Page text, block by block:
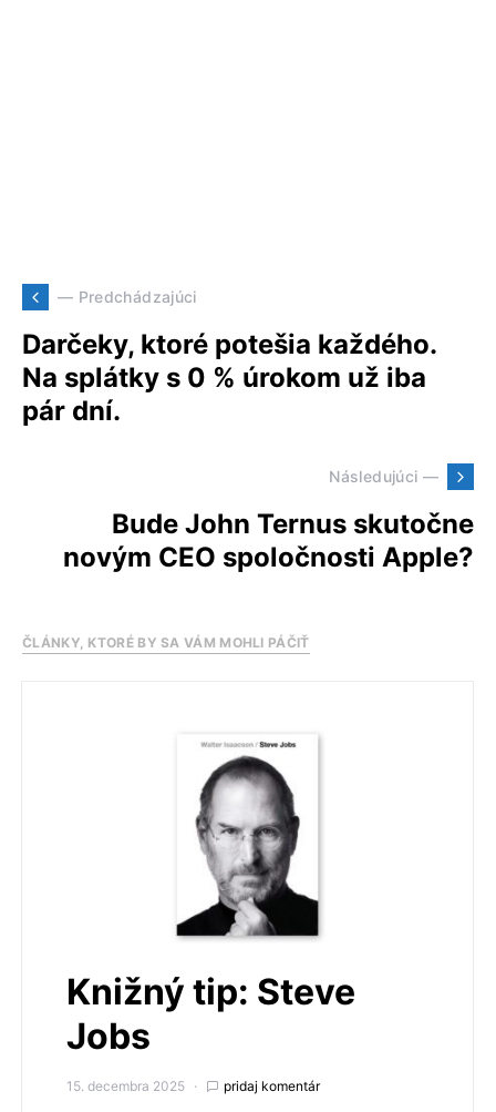
— Predchádzajúci
Darčeky, ktoré potešia každého.
Na splátky s 0 % úrokom už iba
pár dní.
Následujúci —
Bude John Ternus skutočne
novým CEO spoločnosti Apple?
ČLÁNKY, KTORÉ BY SA VÁM MOHLI PÁČIŤ
Knižný tip: Steve
Jobs
15. decembra 2025 pridaj komentár